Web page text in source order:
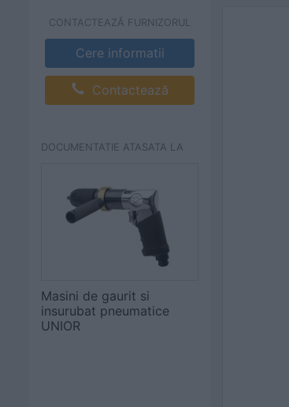
CONTACTEAZĂ FURNIZORUL
Cere informatii
Contactează
DOCUMENTATIE ATASATA LA
Masini de gaurit si
insurubat pneumatice
UNIOR